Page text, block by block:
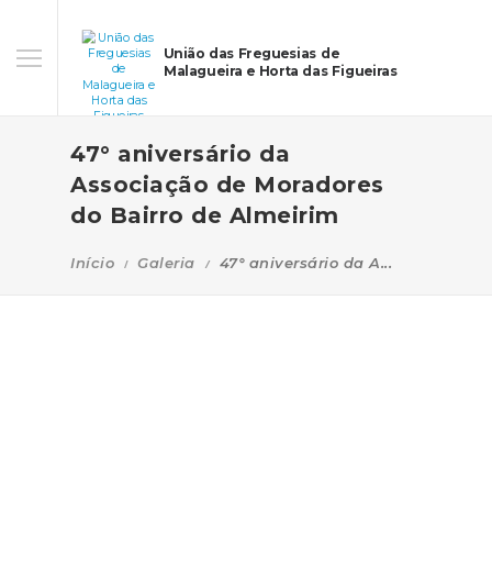
União das Freguesias de
Malagueira e Horta das Figueiras
47° aniversário da
Associação de Moradores
do Bairro de Almeirim
Início Galeria 47° aniversário da A...